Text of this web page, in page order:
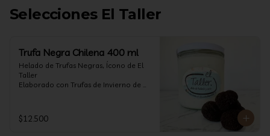
Selecciones El Taller
Trufa Negra Chilena 400 ml
Helado de Trufas Negras, Ícono de El
Taller
Elaborado con Trufas de Invierno de
cremoso y con un delicado proceso
para obtener una experiencia
$12.500